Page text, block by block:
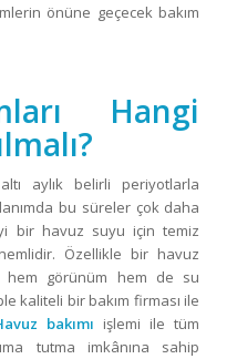
önüne geçecek bakım
Hangi
aylık belirli periyotlarla
bu süreler çok daha
bir havuz suyu için temiz
Özellikle bir havuz
hem görünüm hem de su
kaliteli bir bakım firması ile
bakımı işlemi ile tüm
tutma imkânına sahip